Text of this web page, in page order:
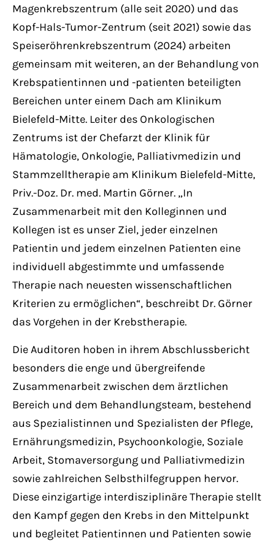
Magenkrebszentrum (alle seit 2020) und das
Kopf-Hals-Tumor-Zentrum (seit 2021) sowie das
Speiseröhrenkrebszentrum (2024) arbeiten
gemeinsam mit weiteren, an der Behandlung von
Krebspatientinnen und -patienten beteiligten
Bereichen unter einem Dach am Klinikum
Bielefeld-Mitte. Leiter des Onkologischen
Zentrums ist der Chefarzt der Klinik für
Hämatologie, Onkologie, Palliativmedizin und
Stammzelltherapie am Klinikum Bielefeld-Mitte,
Priv.-Doz. Dr. med. Martin Görner. „In
Zusammenarbeit mit den Kolleginnen und
Kollegen ist es unser Ziel, jeder einzelnen
Patientin und jedem einzelnen Patienten eine
individuell abgestimmte und umfassende
Therapie nach neuesten wissenschaftlichen
Kriterien zu ermöglichen“, beschreibt Dr. Görner
das Vorgehen in der Krebstherapie.
Die Auditoren hoben in ihrem Abschlussbericht
besonders die enge und übergreifende
Zusammenarbeit zwischen dem ärztlichen
Bereich und dem Behandlungsteam, bestehend
aus Spezialistinnen und Spezialisten der Pflege,
Ernährungsmedizin, Psychoonkologie, Soziale
Arbeit, Stomaversorgung und Palliativmedizin
sowie zahlreichen Selbsthilfegruppen hervor.
Diese einzigartige interdisziplinäre Therapie stellt
den Kampf gegen den Krebs in den Mittelpunkt
und begleitet Patientinnen und Patienten sowie